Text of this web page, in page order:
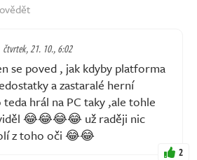
čtvrtek, 21. 10., 6:02
se poved , jak kdyby platforma
a zastaralé herní
hrál na PC taky ,ale tohle
😂😂😂😂 už raději nic
z toho oči 😂😂
2